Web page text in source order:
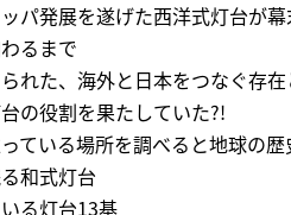
パ発展を遂げた西洋式灯台が
るまで
れた、海外と日本をつなぐ存
の役割を果たしていた?!
ている場所を調べると地球の
和式灯台
る灯台13基